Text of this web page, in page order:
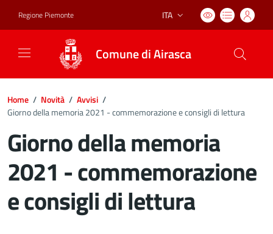
Regione Piemonte Lingua attiva:
ITA
Comune di Airasca
Home / Novità / Avvisi /
Giorno della memoria 2021 - commemorazione e consigli di lettura
Giorno della memoria
2021 - commemorazione
e consigli di lettura